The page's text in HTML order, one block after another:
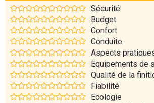
Moto
Marques
Sécurité
Budget
Confort
Conduite
Aspects
Equipements de
Qualité de la
Fiabilité
Ecologie